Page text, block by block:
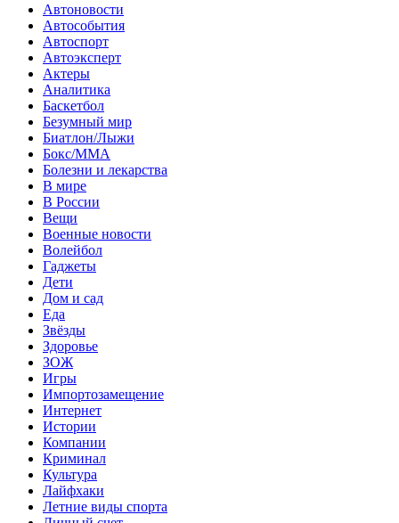
Автоновости
Автособытия
Автоспорт
Автоэксперт
Актеры
Аналитика
Баскетбол
Безумный мир
Биатлон/Лыжи
Бокс/MMA
Болезни и лекарства
В мире
В России
Вещи
Военные новости
Волейбол
Гаджеты
Дети
Дом и сад
Еда
Звёзды
Здоровье
ЗОЖ
Игры
Импортозамещение
Интернет
Истории
Компании
Криминал
Культура
Лайфхаки
Летние виды спорта